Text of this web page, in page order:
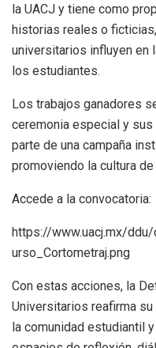
la UACJ y tiene como
historias reales o
universitarios influyen en
los estudiantes.
Los trabajos ganadores
ceremonia especial y
parte de una campaña
promoviendo la cultura
Accede a la convocatoria:
https://www.uacj.mx/
urso_Cortometraj.png
Con estas acciones, la
Universitarios reafirma
la comunidad estudiantil